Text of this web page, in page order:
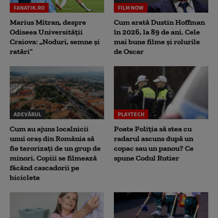
FANATIK.RO
Marius Mitran, despre
Odiseea Universității
Craiova: „Noduri, semne și
ratări”
FILM NOW
Cum arată Dustin Hoffman
în 2026, la 89 de ani. Cele
mai bune filme și rolurile
de Oscar
ADEVĂRUL
Cum au ajuns localnicii
unui oraș din România să
fie terorizați de un grup de
minori. Copiii se filmează
făcând cascadorii pe
biciclete
PLAYTECH
Poate Poliția să stea cu
radarul ascuns după un
copac sau un panou? Ce
spune Codul Rutier